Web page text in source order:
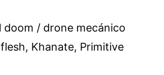
doom / drone mecánico
Khanate, Primitive